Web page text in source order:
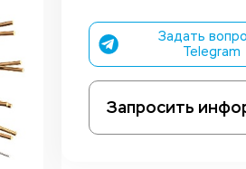
Задать
Telegram
Запросить